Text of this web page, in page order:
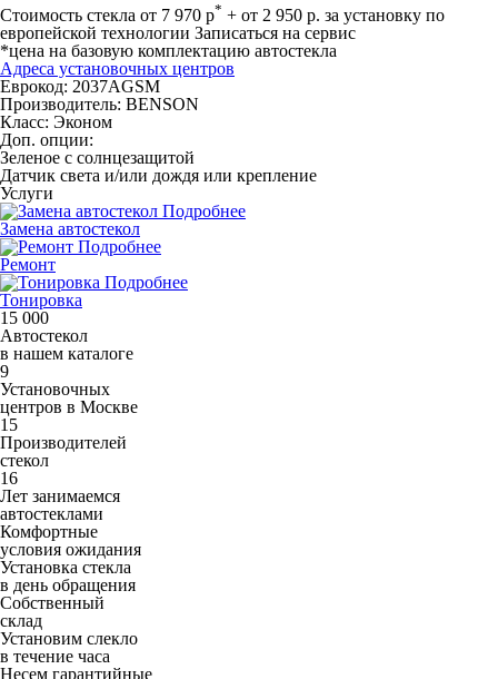
Стоимость стекла от 7 970 р* + от 2 950 р. за установку по
европейской технологии Записаться на сервис
*цена на базовую комплектацию автостекла
Адреса установочных центров
Еврокод: 2037AGSM
Производитель: BENSON
Класс: Эконом
Доп. опции:
Зеленое с солнцезащитой
Датчик света и/или дождя или крепление
Услуги
Подробнее
Замена автостекол
Подробнее
Ремонт
Подробнее
Тонировка
15 000
Автостекол
в нашем каталоге
9
Установочных
центров в Москве
15
Производителей
стекол
16
Лет занимаемся
автостеклами
Комфортные
условия ожидания
Установка стекла
в день обращения
Собственный
склад
Установим слекло
в течение часа
Несем гарантийные